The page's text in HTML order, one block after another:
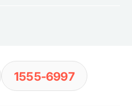
1555-6997